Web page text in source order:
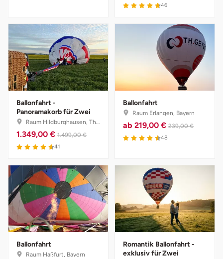
46
Ballonfahrt -
Panoramakorb für Zwei
Raum Hildburghausen, Thüringen
1.349,00 € 1.499,00 €
41
Ballonfahrt
Raum Erlangen, Bayern
ab 219,00 € 239,00 €
48
Ballonfahrt
Raum Haßfurt, Bayern
Romantik Ballonfahrt -
exklusiv für Zwei